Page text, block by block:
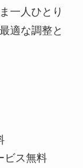
一人ひとり
適な調整と
ビス無料